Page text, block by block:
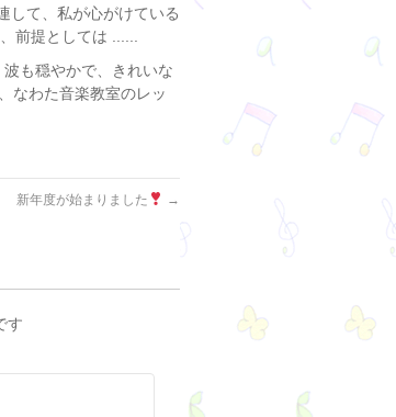
して、私が心がけている
前提としては ......
も穏やかで、きれいな
なわた音楽教室のレッ
新年度が始まりました →
す